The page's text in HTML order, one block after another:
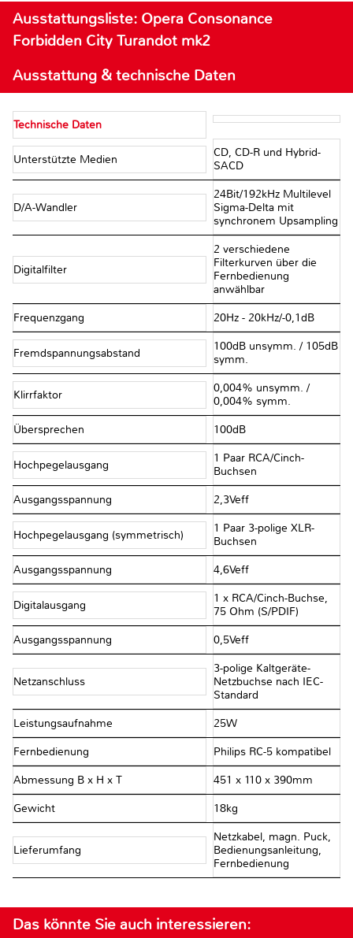
Ausstattungsliste: Opera Consonance
Forbidden City Turandot mk2
Ausstattung & technische Daten
Technische Daten
Unterstützte Medien
CD, CD-R und Hybrid-
SACD
D/A-Wandler
24Bit/192kHz Multilevel
Sigma-Delta mit
synchronem Upsampling
Digitalfilter
2 verschiedene
Filterkurven über die
Fernbedienung
anwählbar
Frequenzgang 20Hz - 20kHz/-0,1dB
Fremdspannungsabstand
100dB unsymm. / 105dB
symm.
Klirrfaktor
0,004% unsymm. /
0,004% symm.
Übersprechen 100dB
Hochpegelausgang
1 Paar RCA/Cinch-
Buchsen
Ausgangsspannung 2,3Veff
Hochpegelausgang (symmetrisch)
1 Paar 3-polige XLR-
Buchsen
Ausgangsspannung 4,6Veff
Digitalausgang
1 x RCA/Cinch-Buchse,
75 Ohm (S/PDIF)
Ausgangsspannung 0,5Veff
Netzanschluss
3-polige Kaltgeräte-
Netzbuchse nach IEC-
Standard
Leistungsaufnahme 25W
Fernbedienung Philips RC-5 kompatibel
Abmessung B x H x T 451 x 110 x 390mm
Gewicht 18kg
Lieferumfang
Netzkabel, magn. Puck,
Bedienungsanleitung,
Fernbedienung
Das könnte Sie auch interessieren: